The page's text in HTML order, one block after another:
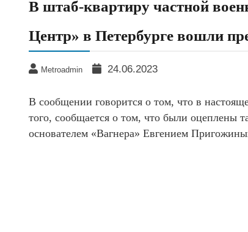
В штаб-квартиру частной
Центр» в Петербурге вошли
Metroadmin 24.06.2023
В сообщении говорится о том, что в
того, сообщается о том, что были оцеплены
основателем «Вагнера» Евгением